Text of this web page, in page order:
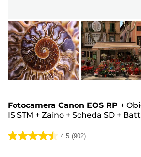
Fotocamera Canon EOS RP +
IS STM + Zaino + Scheda SD +
4.5 (902)
4.5